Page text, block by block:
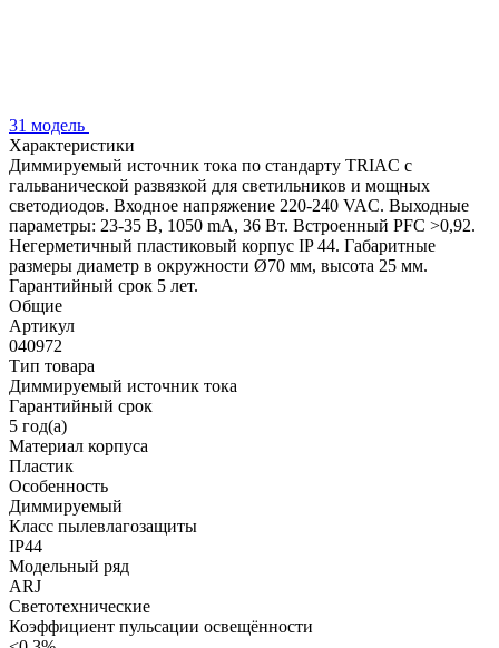
31 модель
Характеристики
Диммируемый источник тока по стандарту TRIAC с
гальванической развязкой для светильников и мощных
светодиодов. Входное напряжение 220-240 VAC. Выходные
параметры: 23-35 В, 1050 mА, 36 Вт. Встроенный PFC >0,92.
Негерметичный пластиковый корпус IP 44. Габаритные
размеры диаметр в окружности Ø70 мм, высота 25 мм.
Гарантийный срок 5 лет.
Общие
Артикул
040972
Тип товара
Диммируемый источник тока
Гарантийный срок
5 год(а)
Материал корпуса
Пластик
Особенность
Диммируемый
Класс пылевлагозащиты
IP44
Модельный ряд
ARJ
Светотехнические
Коэффициент пульсации освещённости